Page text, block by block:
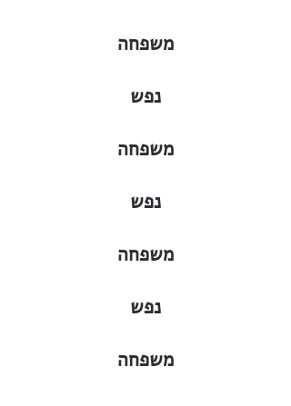
משפחה
נפש
משפחה
נפש
משפחה
נפש
משפחה